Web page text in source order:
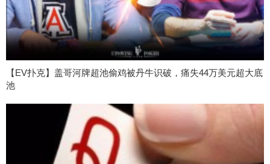
【EV扑克】盖哥河牌超池偷鸡被丹牛识破，痛失44万美元超大底
池